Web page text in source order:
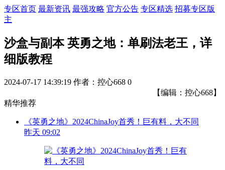
专区首页 最新资讯 最强攻略 官方公告 专区精选 招募专区版
主
沙盒与副本 英勇之地：单刷法老王，详
细版教程
2024-07-17 14:39:19 作者：控心668 0
【编辑：控心668】
精华推荐
《英勇之地》2024ChinaJoy首秀！巨有料，大不同
昨天 09:02